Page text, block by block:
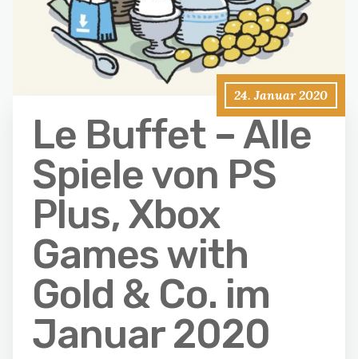
24. Januar 2020
Le Buffet – Alle
Spiele von PS
Plus, Xbox
Games with
Gold & Co. im
Januar 2020